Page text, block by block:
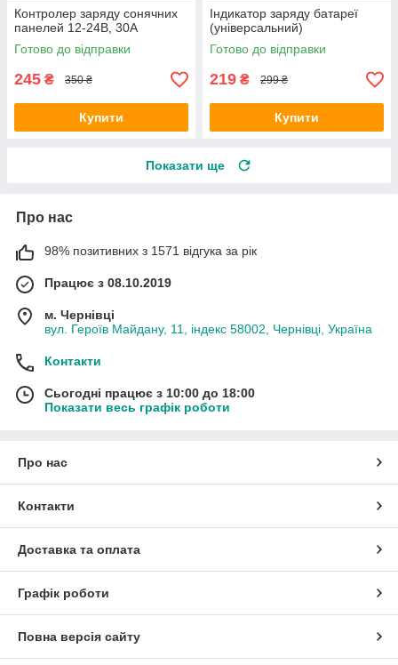
Контролер заряду сонячних
панелей 12-24В, 30А
Готово до відправки
245 ₴ 350 ₴
Купити
Індикатор заряду батареї
(універсальний)
Готово до відправки
219 ₴ 299 ₴
Купити
Показати ще
Про нас
98% позитивних з 1571 відгука за рік
Працює з 08.10.2019
м. Чернівці
вул. Героїв Майдану, 11, індекс 58002, Чернівці, Україна
Контакти
Сьогодні працює з 10:00 до 18:00
Показати весь графік роботи
Про нас
Контакти
Доставка та оплата
Графік роботи
Повна версія сайту